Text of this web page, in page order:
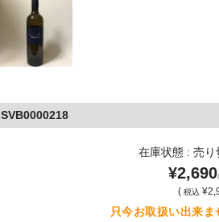
SVB0000218
在庫状態 : 売り
¥2,690
( 税込
只今お取扱い出来ま